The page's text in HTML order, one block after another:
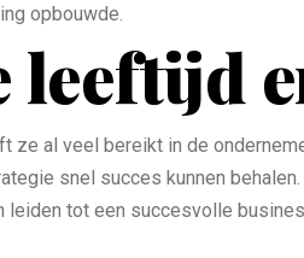
opbouwde.
ze al veel bereikt in de
snel succes kunnen
leiden tot een succesvolle